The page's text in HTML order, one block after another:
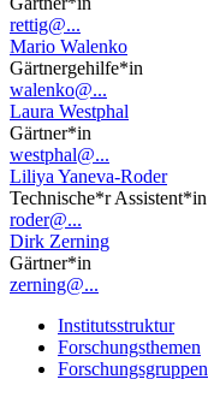
rettig@...
Mario Walenko
Gärtnergehilfe*in
walenko@...
Laura Westphal
Gärtner*in
westphal@...
Liliya Yaneva-Roder
Technische*r Assistent*in
roder@...
Dirk Zerning
Gärtner*in
zerning@...
Institutsstruktur
Forschungsthemen
Forschungsgruppen